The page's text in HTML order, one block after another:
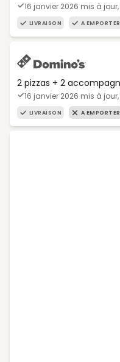
16 janvier 2026 mis à
LIVRAISON A EMPORTER
2 pizzas + 2
16 janvier 2026 mis à
LIVRAISON A EMPORTER